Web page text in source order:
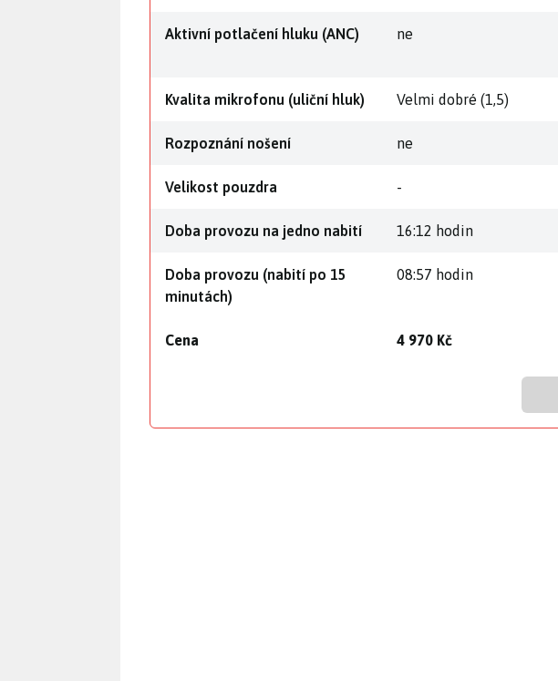
Aktivní potlačení hluku (ANC) ne
Kvalita mikrofonu (uliční hluk) Velmi dobré (1,5)
Rozpoznání nošení ne
Velikost pouzdra -
Doba provozu na jedno nabití 16:12 hodin
Doba provozu (nabití po 15
minutách)
08:57 hodin
Cena 4 970 Kč